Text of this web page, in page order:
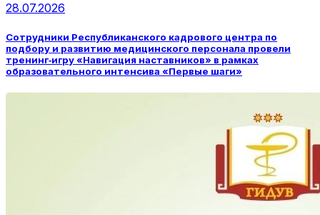
28.07.2026
Сотрудники Республиканского кадрового центра по
подбору и развитию медицинского персонала провели
тренинг‑игру «Навигация наставников» в рамках
образовательного интенсива «Первые шаги»